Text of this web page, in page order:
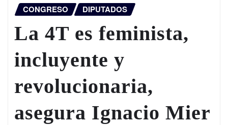
CONGRESO DIPUTADOS
La 4T es feminista,
incluyente y
revolucionaria,
asegura Ignacio Mier